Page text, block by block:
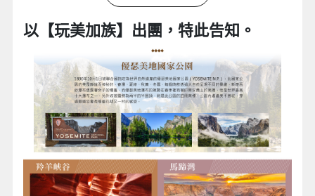
以【玩美加族】出團，特此告知。